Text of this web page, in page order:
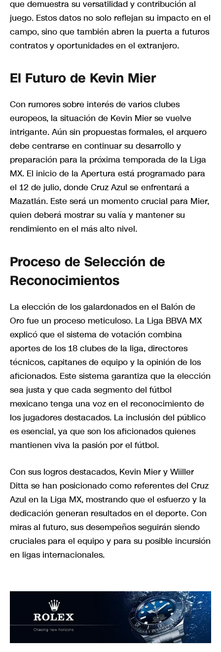
que demuestra su versatilidad y contribución al
juego. Estos datos no solo reflejan su impacto en el
campo, sino que también abren la puerta a futuros
contratos y oportunidades en el extranjero.
El Futuro de Kevin Mier
Con rumores sobre interés de varios clubes
europeos, la situación de Kevin Mier se vuelve
intrigante. Aún sin propuestas formales, el arquero
debe centrarse en continuar su desarrollo y
preparación para la próxima temporada de la Liga
MX. El inicio de la Apertura está programado para
el 12 de julio, donde Cruz Azul se enfrentará a
Mazatlán. Este será un momento crucial para Mier,
quien deberá mostrar su valía y mantener su
rendimiento en el más alto nivel.
Proceso de Selección de
Reconocimientos
La elección de los galardonados en el Balón de
Oro fue un proceso meticuloso. La Liga BBVA MX
explicó que el sistema de votación combina
aportes de los 18 clubes de la liga, directores
técnicos, capitanes de equipo y la opinión de los
aficionados. Este sistema garantiza que la elección
sea justa y que cada segmento del fútbol
mexicano tenga una voz en el reconocimiento de
los jugadores destacados. La inclusión del público
es esencial, ya que son los aficionados quienes
mantienen viva la pasión por el fútbol.
Con sus logros destacados, Kevin Mier y Wiiller
Ditta se han posicionado como referentes del Cruz
Azul en la Liga MX, mostrando que el esfuerzo y la
dedicación generan resultados en el deporte. Con
miras al futuro, sus desempeños seguirán siendo
cruciales para el equipo y para su posible incursión
en ligas internacionales.